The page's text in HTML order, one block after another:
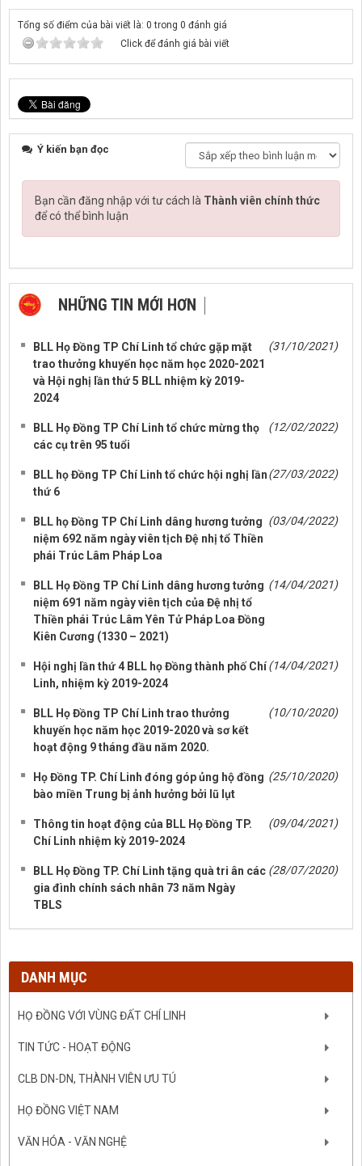
Tổng số điểm của bài viết là: 0 trong 0 đánh giá
Click để đánh giá bài viết
Ý kiến bạn đọc
Bạn cần đăng nhập với tư cách là Thành viên chính thức
để có thể bình luận
NHỮNG TIN MỚI HƠN
BLL Họ Đồng TP Chí Linh tổ chức gặp mặt
trao thưởng khuyến học năm học 2020-2021
và Hội nghị lần thứ 5 BLL nhiệm kỳ 2019-
2024
(31/10/2021)
BLL Họ Đồng TP Chí Linh tổ chức mừng thọ
các cụ trên 95 tuổi
(12/02/2022)
BLL họ Đồng TP Chí Linh tổ chức hội nghị lần
thứ 6
(27/03/2022)
BLL họ Đồng TP Chí Linh dâng hương tưởng
niệm 692 năm ngày viên tịch Đệ nhị tổ Thiền
phái Trúc Lâm Pháp Loa
(03/04/2022)
BLL Họ Đồng TP Chí Linh dâng hương tưởng
niệm 691 năm ngày viên tịch của Đệ nhị tổ
Thiền phái Trúc Lâm Yên Tử Pháp Loa Đồng
Kiên Cương (1330 – 2021)
(14/04/2021)
Hội nghị lần thứ 4 BLL họ Đồng thành phố Chí
Linh, nhiệm kỳ 2019-2024
(14/04/2021)
BLL Họ Đồng TP Chí Linh trao thưởng
khuyến học năm học 2019-2020 và sơ kết
hoạt động 9 tháng đầu năm 2020.
(10/10/2020)
Họ Đồng TP. Chí Linh đóng góp ủng hộ đồng
bào miền Trung bị ảnh hưởng bởi lũ lụt
(25/10/2020)
Thông tin hoạt động của BLL Họ Đồng TP.
Chí Linh nhiệm kỳ 2019-2024
(09/04/2021)
BLL Họ Đồng TP. Chí Linh tặng quà tri ân các
gia đình chính sách nhân 73 năm Ngày
TBLS
(28/07/2020)
DANH MỤC
HỌ ĐỒNG VỚI VÙNG ĐẤT CHÍ LINH
TIN TỨC - HOẠT ĐỘNG
CLB DN-DN, THÀNH VIÊN ƯU TÚ
HỌ ĐỒNG VIỆT NAM
VĂN HÓA - VĂN NGHỆ